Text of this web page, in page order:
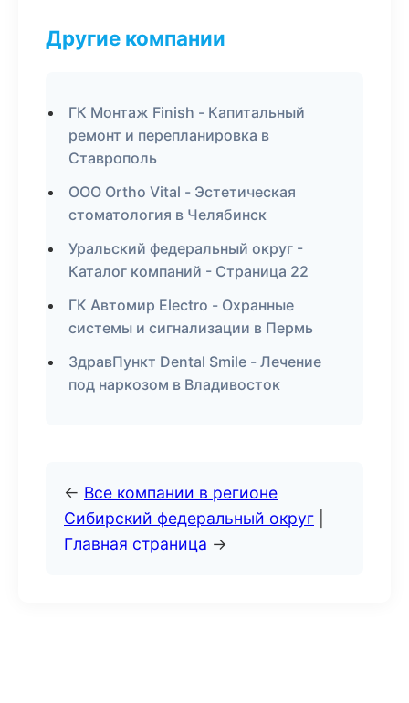
Другие компании
ГК Монтаж Finish - Капитальный
ремонт и перепланировка в
Ставрополь
ООО Ortho Vital - Эстетическая
стоматология в Челябинск
Уральский федеральный округ -
Каталог компаний - Страница 22
ГК Автомир Electro - Охранные
системы и сигнализации в Пермь
ЗдравПункт Dental Smile - Лечение
под наркозом в Владивосток
← Все компании в регионе
Сибирский федеральный округ
Главная страница →